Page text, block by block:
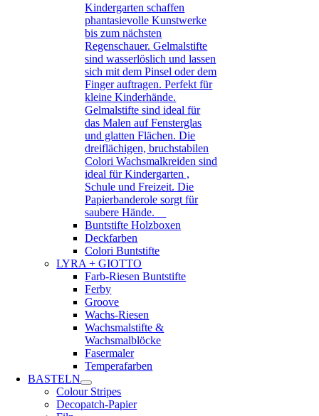
Kindergarten schaffen
phantasievolle Kunstwerke
bis zum nächsten
Regenschauer. Gelmalstifte
sind wasserlöslich und lassen
sich mit dem Pinsel oder dem
Finger auftragen. Perfekt für
kleine Kinderhände.
Gelmalstifte sind ideal für
das Malen auf Fensterglas
und glatten Flächen. Die
dreiflächigen, bruchstabilen
Colori Wachsmalkreiden sind
ideal für Kindergarten ,
Schule und Freizeit. Die
Papierbanderole sorgt für
saubere Hände.
Buntstifte Holzboxen
Deckfarben
Colori Buntstifte
LYRA + GIOTTO
Farb-Riesen Buntstifte
Ferby
Groove
Wachs-Riesen
Wachsmalstifte &
Wachsmalblöcke
Fasermaler
Temperafarben
BASTELN
Colour Stripes
Decopatch-Papier